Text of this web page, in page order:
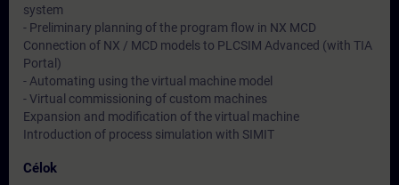
system
- Preliminary planning of the program flow in NX MCD
Connection of NX / MCD models to PLCSIM Advanced (with TIA
Portal)
- Automating using the virtual machine model
- Virtual commissioning of custom machines
Expansion and modification of the virtual machine
Introduction of process simulation with SIMIT
Célok